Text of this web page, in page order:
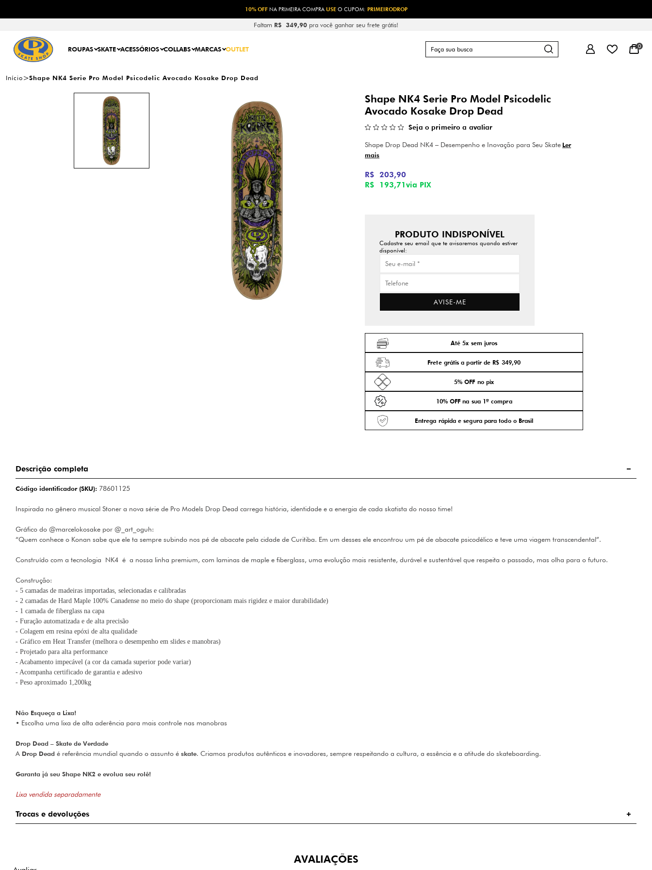
10% OFFNA PRIMEIRA COMPRA USE O CUPOM: PRIMEIRODROP
Faltam R$ 349,90 pra você ganhar seu frete grátis!
ROUPAS SKATE ACESSÓRIOS COLLABS MARCAS OUTLET 0
Início Shape NK4 Serie Pro Model Psicodelic Avocado Kosake Drop Dead
Shape NK4 Serie Pro Model Psicodelic
Avocado Kosake Drop Dead
Seja o primeiro a avaliar
Shape Drop Dead NK4 – Desempenho e Inovação para Seu Skate Ler
mais
R$ 193,71via PIX
R$ 203,90
PRODUTO INDISPONÍVEL
Cadastre seu email que te avisaremos quando estiver
disponível:
AVISE-ME
Até 5x sem juros
Frete grátis a partir de R$ 349,90
5% OFF no pix
10% OFF na sua 1ª compra
Entrega rápida e segura para todo o Brasil
Descrição completa
Código identificador (SKU): 78601125
Inspirada no gênero musical Stoner a nova série de Pro Models Drop Dead carrega história, identidade e a energia de cada skatista do nosso time!
Gráfico do @marcelokosake por @_art_oguh:
“Quem conhece o Konan sabe que ele ta sempre subindo nos pé de abacate pela cidade de Curitiba. Em um desses ele encontrou um pé de abacate psicodélico e teve uma viagem transcendental”.
Construído com a tecnologia NK4 é a nossa linha premium, com laminas de maple e fiberglass, uma evolução mais resistente, durável e sustentável que respeita o passado, mas olha para o futuro.
Construção:
- 5 camadas de madeiras importadas, selecionadas e calibradas
- 2 camadas de Hard Maple 100% Canadense no meio do shape (proporcionam mais rigidez e maior durabilidade)
- 1 camada de fiberglass na capa
- Furação automatizada e de alta precisão
- Colagem em resina epóxi de alta qualidade
- Gráfico em Heat Transfer (melhora o desempenho em slides e manobras)
- Projetado para alta performance
- Acabamento impecável (a cor da camada superior pode variar)
- Acompanha certificado de garantia e adesivo
- Peso aproximado 1,200kg
Não Esqueça a Lixa!
• Escolha uma lixa de alta aderência para mais controle nas manobras
Drop Dead – Skate de Verdade
A Drop Dead é referência mundial quando o assunto é skate. Criamos produtos autênticos e inovadores, sempre respeitando a cultura, a essência e a atitude do skateboarding.
Garanta já seu Shape NK2 e evolua seu rolê!
Lixa vendida separadamente
Trocas e devoluções
AVALIAÇÕES